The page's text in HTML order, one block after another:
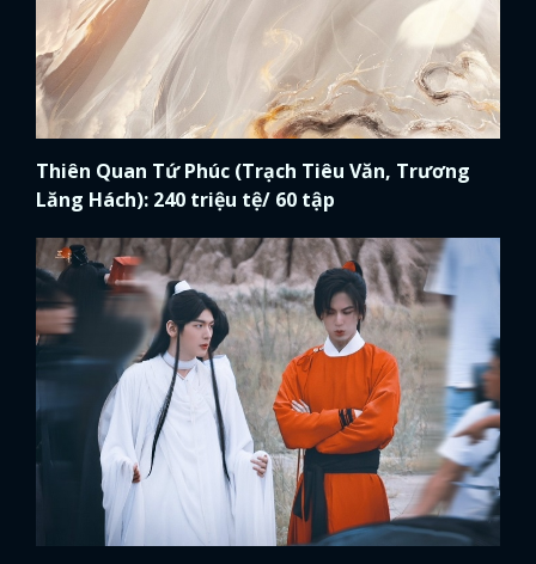
Thiên Quan Tứ Phúc (Trạch Tiêu Văn, Trương
Lăng Hách): 240 triệu tệ/ 60 tập